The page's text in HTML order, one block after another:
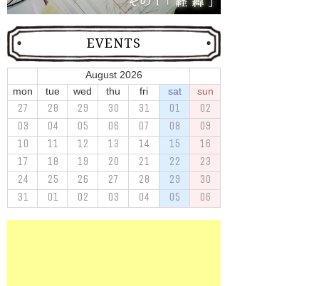
EVENTS
August 2026
mon
tue wed thu fri sat sun
27 28 29 30 31 01
02
03
04 05 06 07 08
09
10
11 12 13 14 15
16
17
18 19 20 21 22
23
24
25 26 27 28 29
30
31
01 02 03 04 05 06